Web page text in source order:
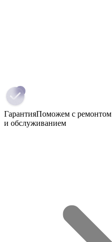
ГарантияПоможем с ремонтом
и обслуживанием